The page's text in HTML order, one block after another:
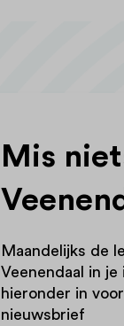
Mis
Maandelijks de
Veenendaal in
hieronder in
nieuwsbrief